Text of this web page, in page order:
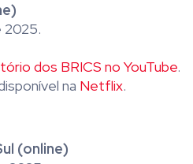
2025.
dos BRICS no YouTube.
na Netflix.
(online)